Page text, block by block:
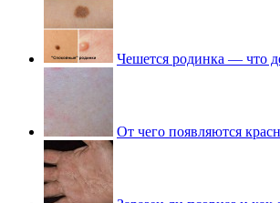
Чешется родинка — что
От чего появляются